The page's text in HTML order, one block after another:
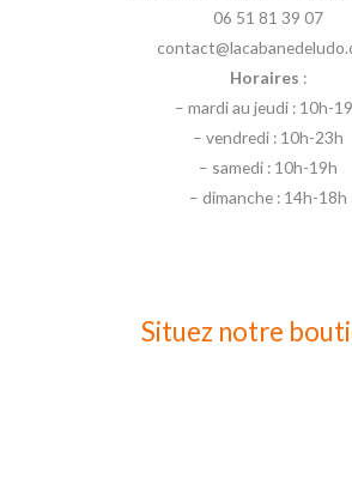
06 51 81 39 07
Horaires :
– mardi au jeudi : 10h-
– vendredi : 10h-23h
– samedi : 10h-19h
– dimanche : 14h-18h
Situez notre